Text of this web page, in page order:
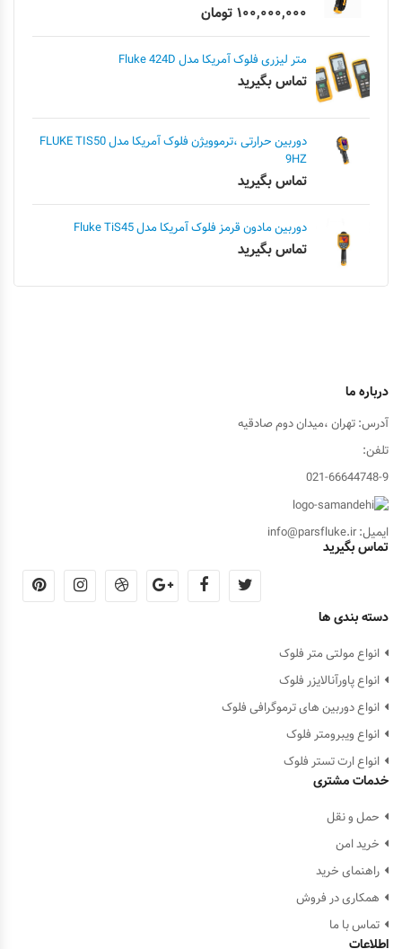
۱۰۰,۰۰۰,۰۰۰ تومان
متر لیزری فلوک آمریکا مدل Fluke 424D
تماس بگیرید
دوربین حرارتی ،ترموویژن فلوک آمریکا مدل FLUKE TIS50
9HZ
تماس بگیرید
دوربین مادون قرمز فلوک آمریکا مدل Fluke TiS45
تماس بگیرید
درباره ما
آدرس: تهران ،میدان دوم صادقیه
تلفن:
021-66644748-9
ایمیل: info@parsfluke.ir
تماس بگیرید
دسته بندی ها
انواع مولتی متر فلوک
انواع پاورآنالایزر فلوک
انواع دوربین های ترموگرافی فلوک
انواع ویبرومتر فلوک
انواع ارت تستر فلوک
خدمات مشتری
حمل و نقل
خرید امن
راهنمای خرید
همکاری در فروش
تماس با ما
اطلاعات